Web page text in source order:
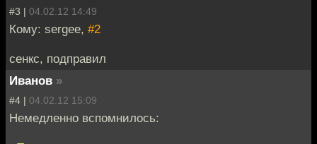
#3 | 04.02.12 14:49
Кому: sergee, #2
сенкс, подправил
Иванов »
#4 | 04.02.12 15:09
Немедленно вспомнилось: